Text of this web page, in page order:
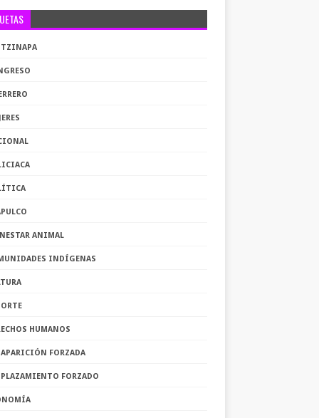
ANIMAL
INDÍGENAS
HUMANOS
FORZADA
FORZADO